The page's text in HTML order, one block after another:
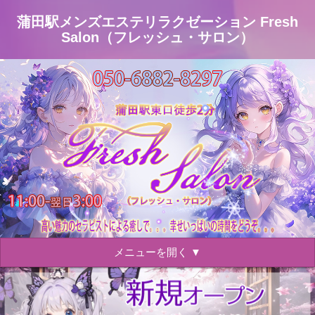
蒲田駅メンズエステリラクゼーション Fresh
Salon（フレッシュ・サロン）
メニューを開く ▼